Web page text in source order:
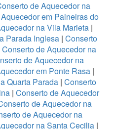
de Aquecedor na
em Paineiras do
na Vila Marieta |
Parada Inglesa | Conserto
Conserto de Aquecedor na
de Aquecedor na
em Ponte Rasa|
Quarta Parada | Conserto
| Conserto de Aquecedor
de Aquecedor na
de Aquecedor na
na Santa Cecilia |